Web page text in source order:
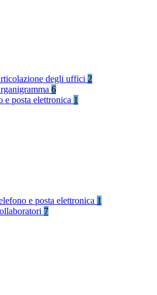
degli uffici 2
6
e posta elettronica 1
e posta elettronica 1
7